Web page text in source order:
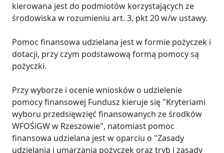
kierowana jest do podmiotów korzystających ze
środowiska w rozumieniu art. 3, pkt 20 w/w ustawy.
Pomoc finansowa udzielana jest w formie pożyczek i
dotacji, przy czym podstawową formą pomocy są
pożyczki.
Przy wyborze i ocenie wniosków o udzielenie
pomocy finansowej Fundusz kieruje się "Kryteriami
wyboru przedsięwzięć finansowanych ze środków
WFOŚiGW w Rzeszowie", natomiast pomoc
finansowa udzielana jest w oparciu o "Zasady
udzielania i umarzania pożyczek oraz tryb i zasady